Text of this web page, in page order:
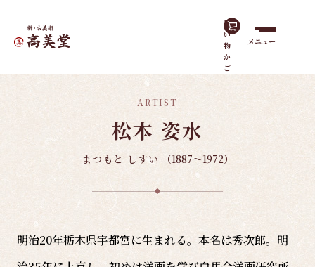
買
い
物
か
ご
メニュー
ホーム諸作家
ARTIST
松本 姿水
まつもと しすい （1887～1972）
明治20年栃木県宇都宮に生まれる。本名は秀次郎。明